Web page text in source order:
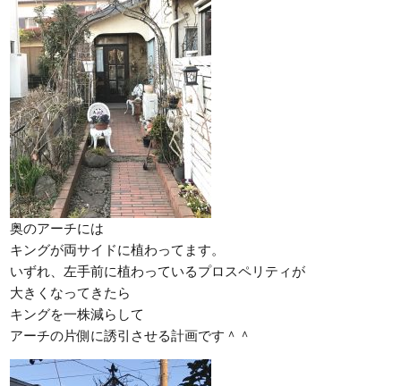
奥のアーチには
キングが両サイドに植わってます。
いずれ、左手前に植わっているプロスペリティが
大きくなってきたら
キングを一株減らして
アーチの片側に誘引させる計画です＾＾